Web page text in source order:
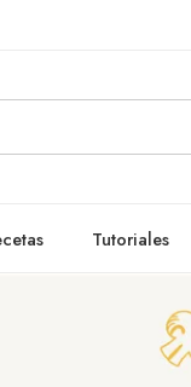
Tutoriales